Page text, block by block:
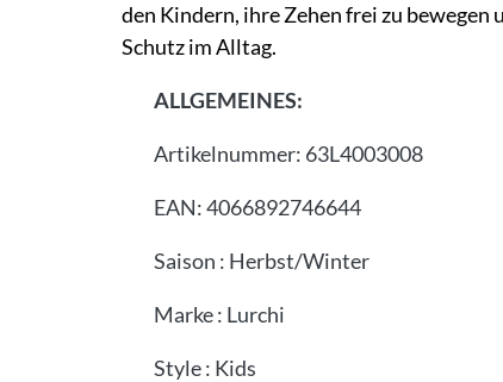
den Kindern, ihre Zehen frei zu
Schutz im Alltag.
ALLGEMEINES:
Artikelnummer: 63L4003008
EAN:4066892746644
Saison : Herbst/Winter
Marke: Lurchi
Style: Kids